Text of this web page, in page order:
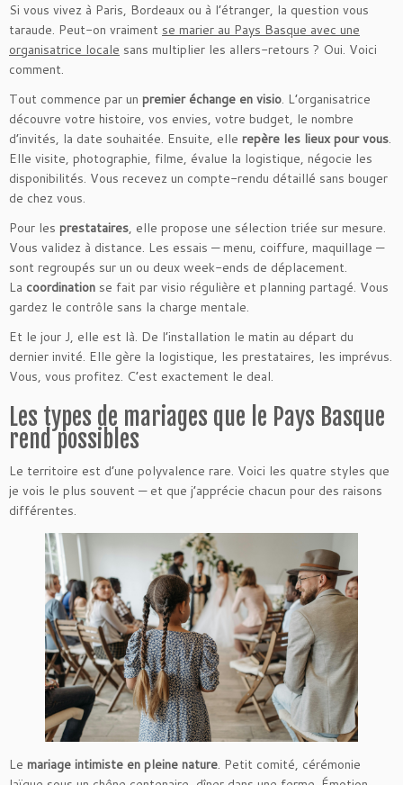
Si vous vivez à Paris, Bordeaux ou à l’étranger, la question vous
taraude. Peut-on vraiment se marier au Pays Basque avec une
organisatrice locale sans multiplier les allers-retours ? Oui. Voici
comment.
Tout commence par un premier échange en visio. L’organisatrice
découvre votre histoire, vos envies, votre budget, le nombre
d’invités, la date souhaitée. Ensuite, elle repère les lieux pour vous.
Elle visite, photographie, filme, évalue la logistique, négocie les
disponibilités. Vous recevez un compte-rendu détaillé sans bouger
de chez vous.
Pour les prestataires, elle propose une sélection triée sur mesure.
Vous validez à distance. Les essais — menu, coiffure, maquillage —
sont regroupés sur un ou deux week-ends de déplacement.
La coordination se fait par visio régulière et planning partagé. Vous
gardez le contrôle sans la charge mentale.
Et le jour J, elle est là. De l’installation le matin au départ du
dernier invité. Elle gère la logistique, les prestataires, les imprévus.
Vous, vous profitez. C’est exactement le deal.
Les types de mariages que le Pays Basque
rend possibles
Le territoire est d’une polyvalence rare. Voici les quatre styles que
je vois le plus souvent — et que j’apprécie chacun pour des raisons
différentes.
Le mariage intimiste en pleine nature. Petit comité, cérémonie